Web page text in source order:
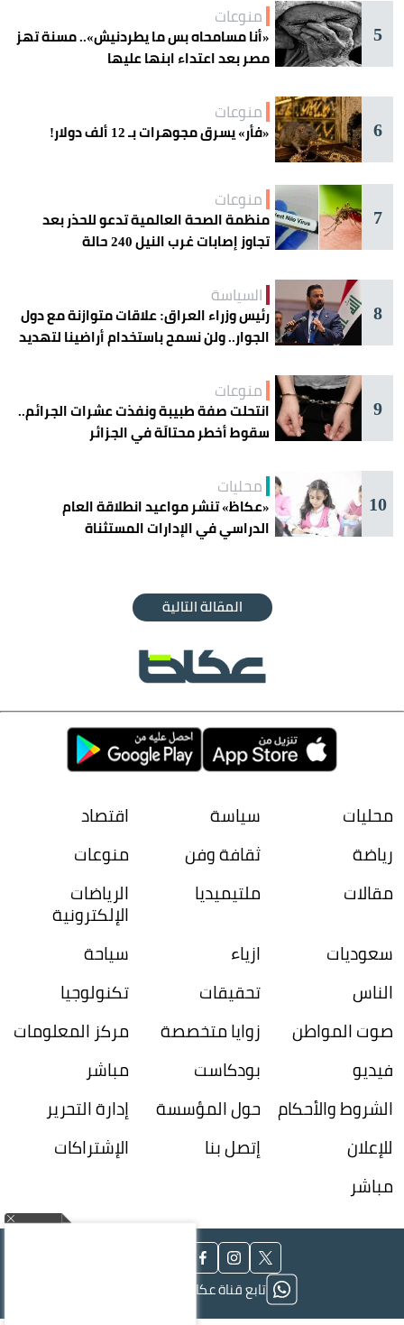
5
منوعات
«أنا مسامحاه بس ما يطردنيش».. مسنة تهز
مصر بعد اعتداء ابنها عليها
6
منوعات
«فأر» يسرق مجوهرات بـ 12 ألف دولار!
7
منوعات
منظمة الصحة العالمية تدعو للحذر بعد
تجاوز إصابات غرب النيل 240 حالة
8
السياسة
رئيس وزراء العراق: علاقات متوازنة مع دول
الجوار.. ولن نسمح باستخدام أراضينا لتهديد
9
منوعات
انتحلت صفة طبيبة ونفذت عشرات الجرائم..
سقوط أخطر محتالَة في الجزائر
10
محليات
«عكاظ» تنشر مواعيد انطلاقة العام
الدراسي في الإدارات المستثناة
المقالة التالية
محليات سياسة
اقتصاد
رياضة
ثقافة وفن
منوعات
مقالات
ملتيميديا الرياضات
الإلكترونية
سعوديات
ازياء
سياحة
الناس
تحقيقات
تكنولوجيا
صوت المواطن
زوايا متخصصة
مركز المعلومات
فيديو
بودكاست
مباشر
الشروط والأحكام حول المؤسسة
إدارة التحرير
للإعلان
إتصل بنا
الإشتراكات
مباشر
تابع قناة عكاظ على الواتساب